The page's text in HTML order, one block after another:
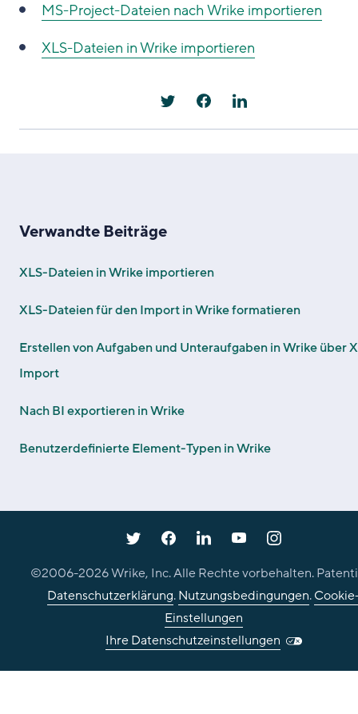
MS-Project-Dateien nach Wrike importieren
XLS-Dateien in Wrike importieren
Verwandte Beiträge
XLS-Dateien in Wrike importieren
XLS-Dateien für den Import in Wrike formatieren
Erstellen von Aufgaben und Unteraufgaben in Wrike über
Import
Nach BI exportieren in Wrike
Benutzerdefinierte Element-Typen in Wrike
©2006-2026Wrike, Inc. Alle Rechte vorbehalten.
Datenschutzerklärung.Nutzungsbedingungen.
Einstellungen
Ihre Datenschutzeinstellungen